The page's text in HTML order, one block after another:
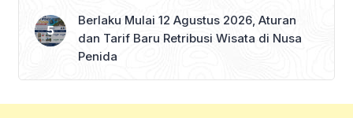
Berlaku Mulai 12 Agustus 2026, Aturan
dan Tarif Baru Retribusi Wisata di Nusa
Penida